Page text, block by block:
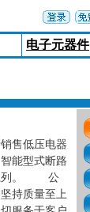
电子元器件
售低压电器
能型式断路
系列。 公
持质量至上